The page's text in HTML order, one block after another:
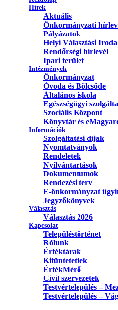
Hírek
Aktuális
Önkormányzati
Pályázatok
Helyi Választási Iroda
Rendőrségi hírlevél
Ipari terület
Intézmények
Önkormányzat
Óvoda és Bölcsőde
Általános iskola
Egészségügyi
Szociális Központ
Könyvtár és
Információk
Szolgáltatási díjak
Nyomtatványok
Rendeletek
Nyilvántartások
Dokumentumok
Rendezési terv
E-önkormányzat
Jegyzőkönyvek
Választás
Választás 2026
Kapcsolat
Településtörténet
Rólunk
Értéktárak
Kitüntetettek
ÉrtékMérő
Civil szervezetek
Testvértelepülés –
Testvértelepülés –